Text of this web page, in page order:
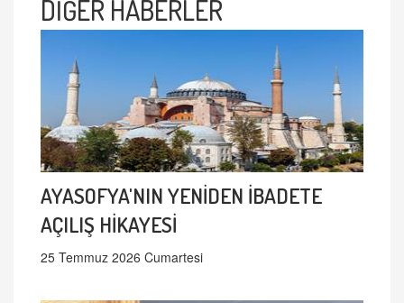
DİĞER HABERLER
AYASOFYA'NIN YENİDEN İBADETE
AÇILIŞ HİKAYESİ
25 Temmuz 2026 Cumartesi